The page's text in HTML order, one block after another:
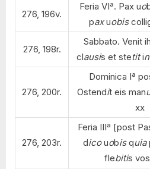
276, 196v.
Feria VIª. Pax uo
paxuobis
276, 198r.
Sabbato. Venit ih
clausis et stetitin
276, 200r.
Dominica Iª
Ostendit eis man
xx
276, 203r.
Feria IIIª [post
dicouobisquia
flebitis